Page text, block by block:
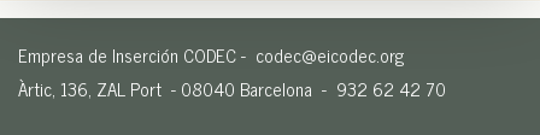
Empresa de Inserción CODEC - codec@eicodec.org
Àrtic, 136, ZAL Port - 08040 Barcelona - 932 62 42 70